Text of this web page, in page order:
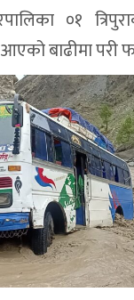
०१
बाढीमा परी